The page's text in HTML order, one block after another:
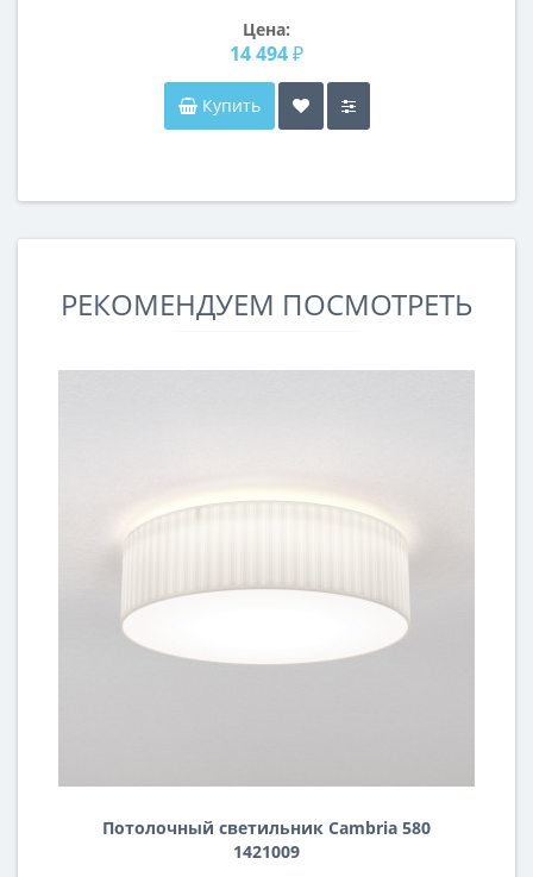
Цена:
14 494 ₽
Купить
РЕКОМЕНДУЕМ ПОСМОТРЕТЬ
Потолочный светильник Cambria 580
1421009